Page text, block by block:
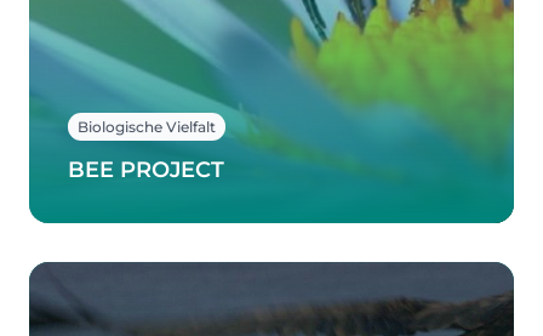
Biologische Vielfalt
BEE PROJECT